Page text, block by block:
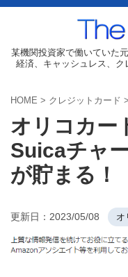
某機関投資家で働いていた
経済、キャッシュレス、
HOME > クレジットカード >
オリコカー
Suicaチャ
が貯まる！
更新日： 2023/05/08 オ